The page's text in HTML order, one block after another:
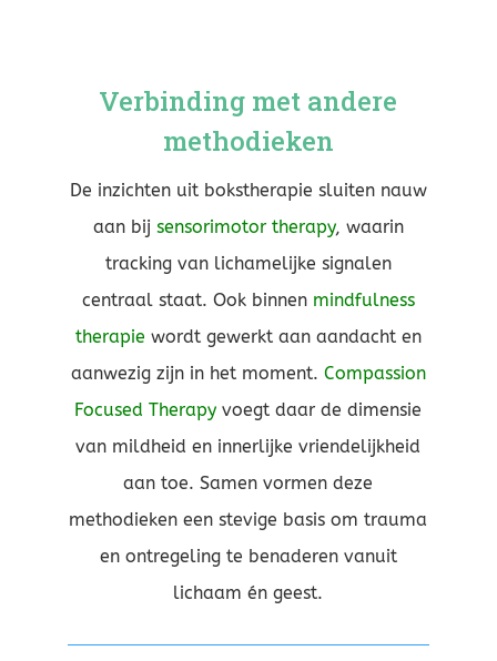
Verbinding met andere
methodieken
De inzichten uit bokstherapie sluiten nauw
aan bij sensorimotor therapy, waarin
tracking van lichamelijke signalen
centraal staat. Ook binnen mindfulness
therapie wordt gewerkt aan aandacht en
aanwezig zijn in het moment. Compassion
Focused Therapyvoegt daar de dimensie
van mildheid en innerlijke vriendelijkheid
aan toe. Samen vormen deze
methodieken een stevige basis om trauma
en ontregeling te benaderen vanuit
lichaam én geest.